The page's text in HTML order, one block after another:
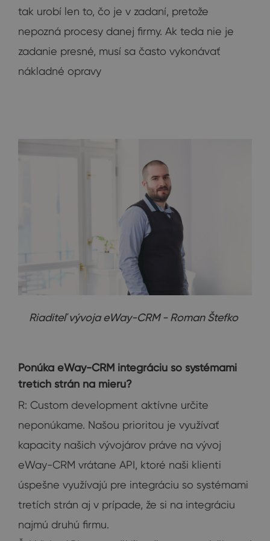
tak urobí len to, čo je v zadaní, pretože
nepozná procesy danej firmy. Ak teda nie je
zadanie presné, musí sa často vykonávať
nákladné opravy
Riaditeľ vývoja eWay-CRM - Roman Štefko
Ponúka eWay-CRM integráciu so systémami
tretích strán na mieru?
R: Custom development aktívne určite
neponúkame. Našou prioritou je využívať
kapacity našich vývojárov práve na vývoj
eWay-CRM vrátane API, ktoré naši klienti
úspešne využívajú pre integráciu so systémami
tretích strán aj v prípade, že si na integráciu
najmú druhú firmu.